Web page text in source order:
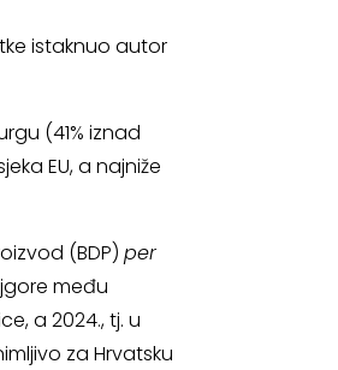
istaknuo autor
(41% iznad
EU, a najniže
(BDP) per
među
a 2024., tj. u
za Hrvatsku